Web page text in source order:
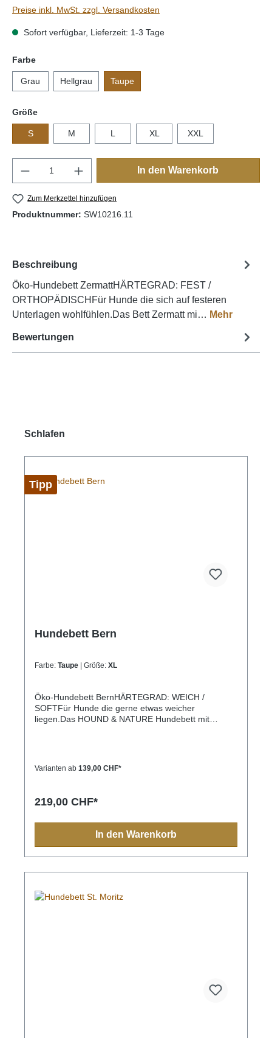
Preise inkl. MwSt. zzgl. Versandkosten
Sofort verfügbar, Lieferzeit: 1-3 Tage
Farbeauswählen
Grau Hellgrau Taupe
Größeauswählen
S M L XL XXL
Produkt Anzahl: Gib den gewünschten
In den Warenkorb
Zum Merkzettel hinzufügen
Produktnummer: SW10216.11
Beschreibung
Öko-Hundebett ZermattHÄRTEGRAD: FEST /
ORTHOPÄDISCHFür Hunde die sich auf festeren
Unterlagen wohlfühlen.Das Bett Zermatt mi… Mehr
Bewertungen
Produktgalerie überspringen
Schlafen
Tipp
Hundebett Bern
Farbe: Taupe | Größe: XL
Öko-Hundebett BernHÄRTEGRAD: WEICH /
SOFTFür Hunde die gerne etwas weicher
liegen.Das HOUND & NATURE Hundebett mit
Baumwoll-Mischgewebe. Wenn sich Dein Hund
Wahl.strapazierfähiger Stoff komplett waschbar bis
langlebigAllergiker geeignet
Varianten ab 139,00 CHF*
219,00 CHF*
In den Warenkorb